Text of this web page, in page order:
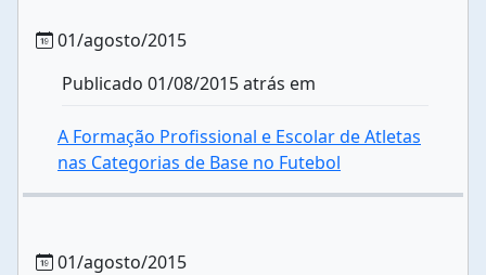
01/agosto/2015
Publicado 01/08/2015 atrás em
A Formação Profissional e Escolar de Atletas
nas Categorias de Base no Futebol
01/agosto/2015